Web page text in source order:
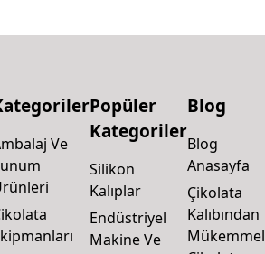
Ve
Popüler
Kategoriler
Silikon
Kalıplar
Endüstriyel
Makine Ve
Blog
Blog
Anasayfa
Çikolata
Kalıbından
Mükemmel